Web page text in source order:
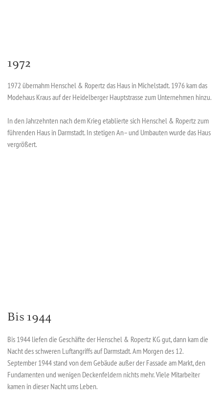
1972
1972 übernahm Henschel & Ropertz das Haus in Michelstadt. 1976 kam das
Modehaus Kraus auf der Heidelberger Hauptstrasse zum Unternehmen hinzu.
In den Jahrzehnten nach dem Krieg etablierte sich Henschel & Ropertz zum
führenden Haus in Darmstadt. In stetigen An– und Umbauten wurde das Haus
vergrößert.
Bis 1944
Bis 1944 liefen die Geschäfte der Henschel & Ropertz KG gut, dann kam die
Nacht des schweren Luftangriffs auf Darmstadt. Am Morgen des 12.
September 1944 stand von dem Gebäude außer der Fassade am Markt, den
Fundamenten und wenigen Deckenfeldern nichts mehr. Viele Mitarbeiter
kamen in dieser Nacht ums Leben.